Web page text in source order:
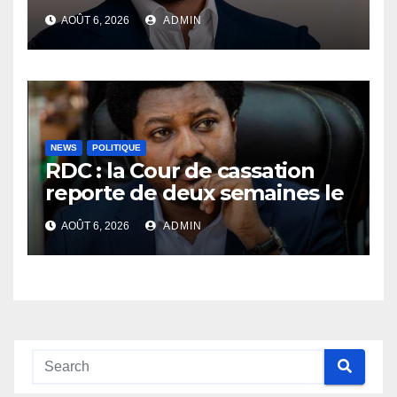
accusations et appelle à
laisser la justice établir la
vérité
AOÛT 6, 2026 ADMIN
NEWS POLITIQUE
RDC : la Cour de cassation
reporte de deux semaines le
procès Frivao
AOÛT 6, 2026 ADMIN